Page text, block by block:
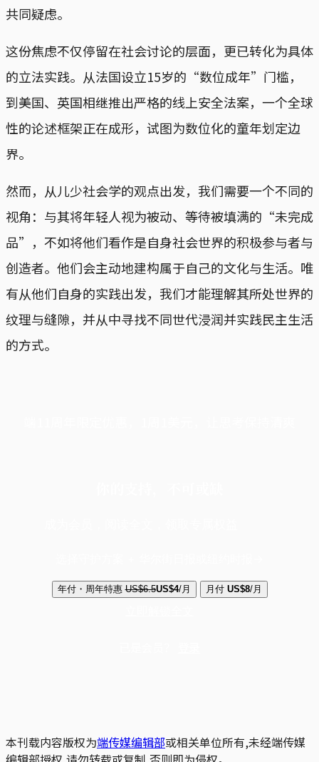
共同疑虑。
这份焦虑不仅停留在社会讨论的层面，更已转化为具体
的立法实践。从法国设立15岁的“数位成年”门槛，
到美国、英国相继推出严格的线上安全法案，一个全球
性的论述框架正在成形，试图为数位化的童年划定边
界。
然而，从儿少社会学的观点出发，我们需要一个不同的
视角：与其将年轻人视为被动、等待被填满的“未完成
品”，不如将他们看作是自身社会世界的积极参与者与
创造者。他们会主动地建构属于自己的文化与生活。唯
有从他们自身的实践出发，我们才能理解其所处世界的
纹理与缝隙，并从中寻找不同世代浸润并实践民主生活
的方式。
年付・周年特惠 US$6.5US$4/月 月付 US$8/月
本刊载内容版权为端传媒编辑部或相关单位所有,未经端传媒